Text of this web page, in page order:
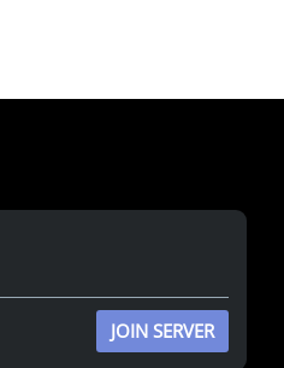
JOIN SERVER